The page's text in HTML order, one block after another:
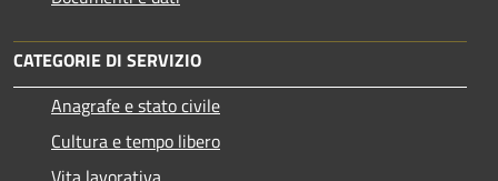
CATEGORIE DI SERVIZIO
Anagrafe e stato civile
Cultura e tempo libero